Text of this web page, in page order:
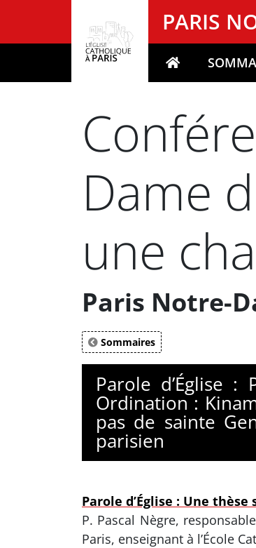
PARIS
Votre recherche
Dame
une
Paris Notre-
Sommaires
Parole d’Église
Ordination :
pas de sainte
parisien
Parole d’Église : Une
P. Pascal Nègre,
Paris, enseignant à l’École